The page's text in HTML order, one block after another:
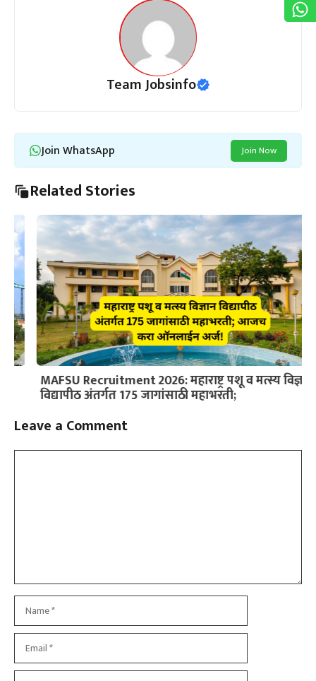
Team Jobsinfo
Join WhatsApp Join Now
Related Stories
MAFSU Recruitment 2026: महाराष्ट्र पशू व मत्स्य विज्ञान
विद्यापीठ अंतर्गत 175 जागांसाठी महाभरती;
Slide 3 of 6
Leave a Comment